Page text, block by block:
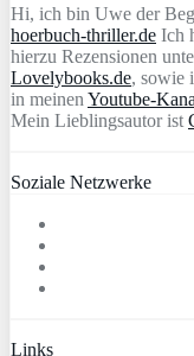
Hi, ich bin Uwe der
hoerbuch-thriller.de Ich
hierzu Rezensionen
Lovelybooks.de, sowie
in meinen Youtube-
Mein Lieblingsautor ist
Soziale Netzwerke
Links